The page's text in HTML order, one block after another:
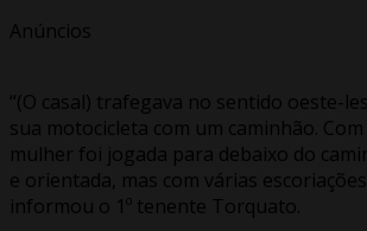
Anúncios
“(O casal) trafegava no sentido oeste-
sua motocicleta com um caminhão.
mulher foi jogada para debaixo do
e orientada, mas com várias
informou o 1º tenente Torquato.